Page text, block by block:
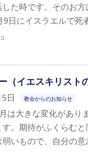
した時です。そのお
9日にイスラエルで死
（イエスキリスト
日 教会からのお知らせ
は大きな変化があり
す。期待がふくらむ
弱いもので、自分の